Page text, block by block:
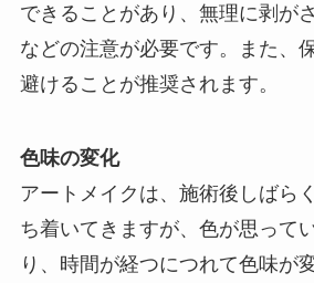
できることがあり、無理に剥が
などの注意が必要です。また、
避けることが推奨されます。
色味の変化
アートメイクは、施術後しばら
ち着いてきますが、色が思って
り、時間が経つにつれて色味が